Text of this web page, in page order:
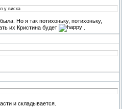
у виска
Но я так потихоньку, потихоньку,
их Кристина будет
и складывается.